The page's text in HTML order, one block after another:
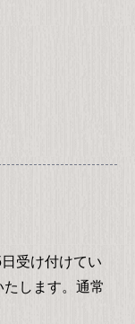
受け付けてい
します。通常